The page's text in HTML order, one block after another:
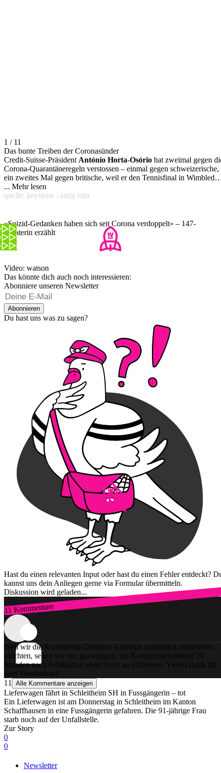
1 / 11
Das bunte Treiben der Coronasünder
Credit-Suisse-Präsident António Horta-Osório hat zweimal gegen
Corona-Quarantäneregeln verstossen – einmal gegen schweizerische,
ein zweites Mal gegen britische, weil er den Tennisfinal in
live miterleben wollte. Die Folgen: für die Credit Suisse zahlreiche
peinliche Schlagzeilen in der globalen Finanzpresse, für Horta-Osório
... Mehr lesen
quelle: keystone / andy rain
«Suizid-Gedanken haben sich seit Corona verdoppelt» – 147-
Beraterin erzählt
Video: watson
Das könnte dich auch noch interessieren:
Abonniere unseren Newsletter
Abonnieren
Du hast uns was zu sagen?
Hast du einen relevanten Input oder hast du einen Fehler entdeckt?
kannst uns dein Anliegen gerne via Formular übermitteln.
Diskussion wird geladen...
11 Kommentare
Zum Login
Weil wir die Kommentar-Debatten weiterhin persönlich moderieren
möchten, sehen wir uns gezwungen, die Kommentarfunktion 24
Stunden nach Publikation einer Story zu schliessen. Vielen Dank für
dein Verständnis!
11
Alle Kommentare anzeigen
Lieferwagen fährt in Schleitheim SH in Fussgängerin – tot
Ein Lieferwagen ist am Donnerstag in Schleitheim im Kanton
Schaffhausen in eine Fussgängerin gefahren. Die 91-jährige Frau
starb noch auf der Unfallstelle.
Zur Story
0
0
Newsletter